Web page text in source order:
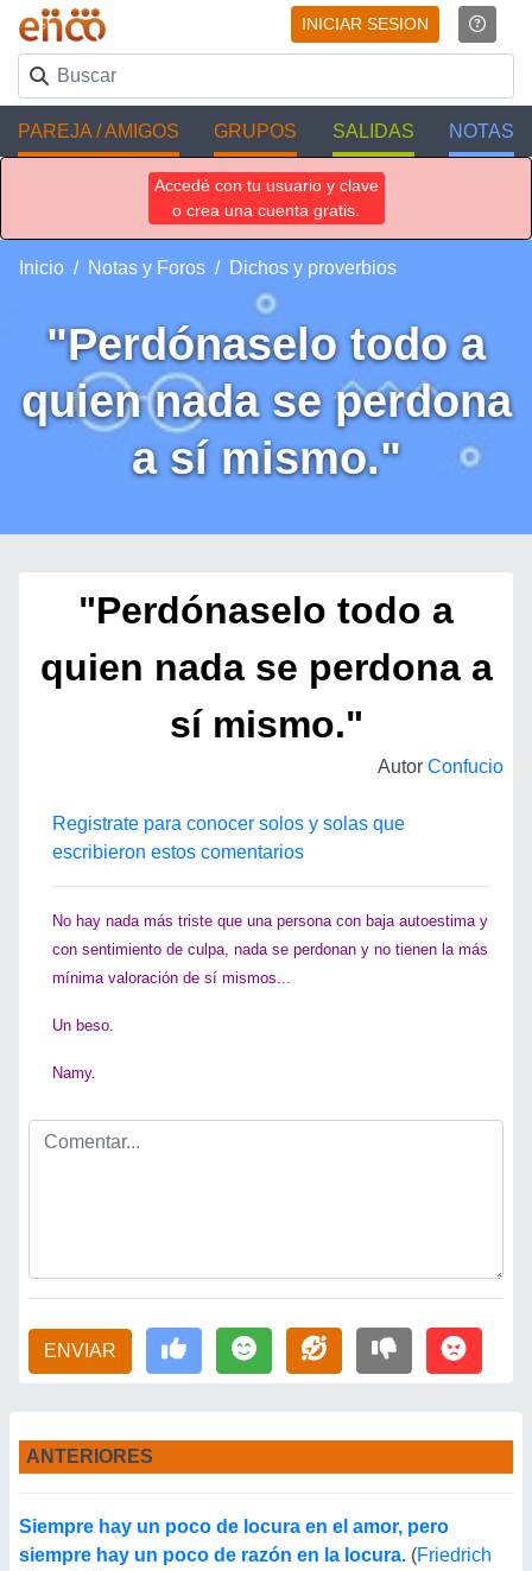
INICIAR SESION
PAREJA / AMIGOS GRUPOS SALIDAS NOTAS
Accedé con tu usuario y clave
o crea una cuenta gratis.
Inicio Notas y Foros Dichos y proverbios
"Perdónaselo todo a
quien nada se perdona
a sí mismo."
"Perdónaselo todo a
quien nada se perdona a
sí mismo."
Autor Confucio
Registrate para conocer solos y solas que
escribieron estos comentarios
No hay nada más triste que una persona con baja autoestima y
con sentimiento de culpa, nada se perdonan y no tienen la más
mínima valoración de sí mismos...
Un beso.
Namy.
ENVIAR
ANTERIORES
Siempre hay un poco de locura en el amor, pero
siempre hay un poco de razón en la locura. (Friedrich